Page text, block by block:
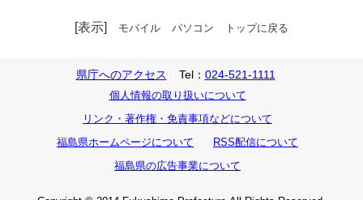
[表示] モバイル パソコン トップに戻る
県庁へのアクセス Tel： 024-521-1111
個人情報の取り扱いについて
リンク・著作権・免責事項などについて
福島県ホームページについて
RSS配信について
福島県の広告事業について